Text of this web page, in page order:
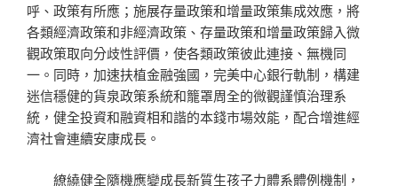
呼、政策有所應；施展存量政策和增量政策集成效應，將
各類經濟政策和非經濟政策、存量政策和增量政策歸入微
觀政策取向分歧性評價，使各類政策彼此連接、無機同
一。同時，加速扶植金融強國，完美中心銀行軌制，構建
迷信穩健的貨泉政策系統和籠罩周全的微觀謹慎治理系
統，健全投資和融資相和諧的本錢市場效能，配合增進經
濟社會連續安康成長。
繚繞健全隨機應變成長新質生孩子力體系體例機制，